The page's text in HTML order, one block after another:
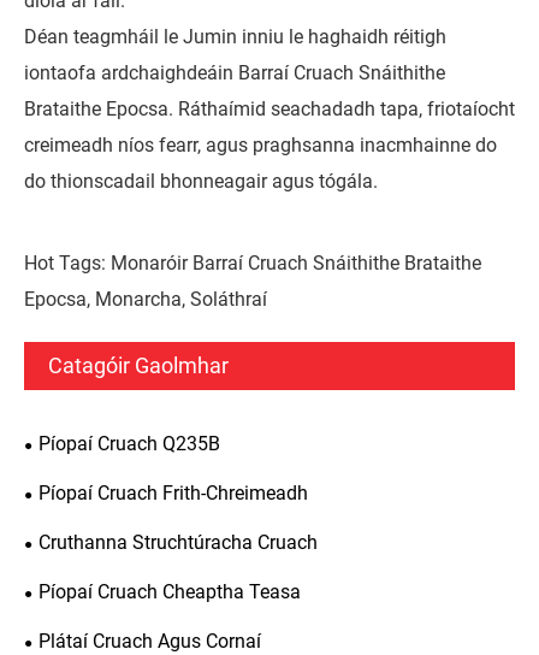
Déan teagmháil le Jumin inniu le haghaidh réitigh
iontaofa ardchaighdeáin Barraí Cruach Snáithithe
Brataithe Epocsa. Ráthaímid seachadadh tapa, friotaíocht
creimeadh níos fearr, agus praghsanna inacmhainne do
do thionscadail bhonneagair agus tógála.
Hot Tags: Monaróir Barraí Cruach Snáithithe Brataithe
Epocsa, Monarcha, Soláthraí
Catagóir Gaolmhar
Píopaí Cruach Q235B
Píopaí Cruach Frith-Chreimeadh
Cruthanna Struchtúracha Cruach
Píopaí Cruach Cheaptha Teasa
Plátaí Cruach Agus Cornaí